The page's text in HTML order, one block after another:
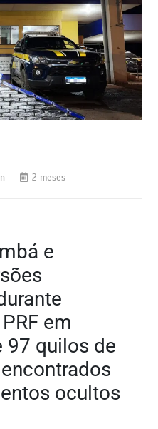
2 meses
e
em
97 quilos de
ocultos